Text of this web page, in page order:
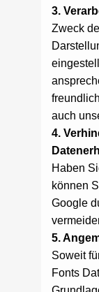
3.
Zweck
auch
4.
Haben
können
Google
5.
Soweit
Fonts